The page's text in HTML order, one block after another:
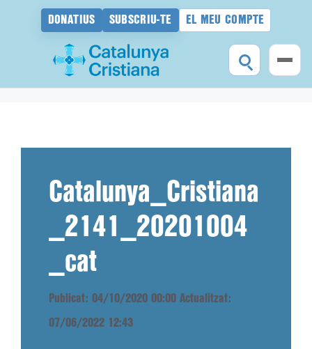
DONATIUS SUBSCRIU-TE EL MEU COMPTE
Catalunya_Cristiana
_2141_20201004
_cat
Publicat: 04/10/2020 00:00 Actualitzat:
07/06/2022 12:43